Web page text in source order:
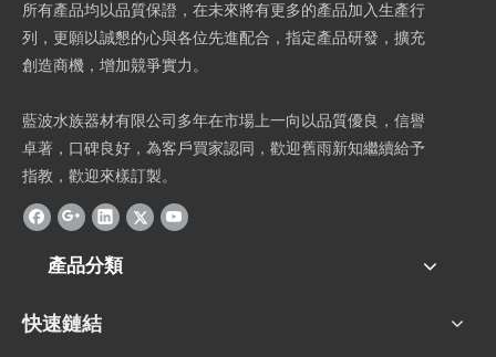
所有產品均以品質保證，在未來將有更多的產品加入生產行
列，更願以誠懇的心與各位先進配合，指定產品研發，擴充
創造商機，增加競爭實力。
藍波水族器材有限公司多年在市場上一向以品質優良，信譽
卓著，口碑良好，為客戶買家認同，歡迎舊雨新知繼續給予
指教，歡迎來樣訂製。
產品分類
快速鏈結